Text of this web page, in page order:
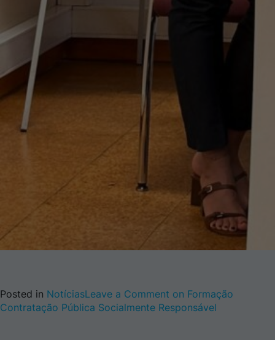
Posted in NotíciasLeave a Comment on Formação
Contratação Pública Socialmente Responsável